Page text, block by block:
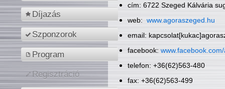
Díjazás
Szponzorok
Program
Regisztráció
cím: 6722 Szeged Kálvária
web: www.agoraszeged.hu
email:
facebook:
telefon: +36(62)563-480
fax: +36(62)563-499